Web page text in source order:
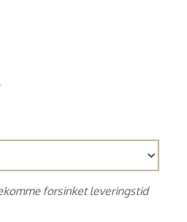
forsinket leveringstid